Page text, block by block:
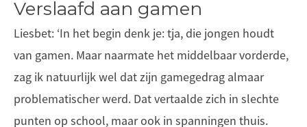
Verslaafd aan gamen
Liesbet: ‘In het begin denk je: tja, die jongen houdt
van gamen. Maar naarmate het middelbaar vorderde,
zag ik natuurlijk wel dat zijn gamegedrag almaar
problematischer werd. Dat vertaalde zich in slechte
punten op school, maar ook in spanningen thuis.